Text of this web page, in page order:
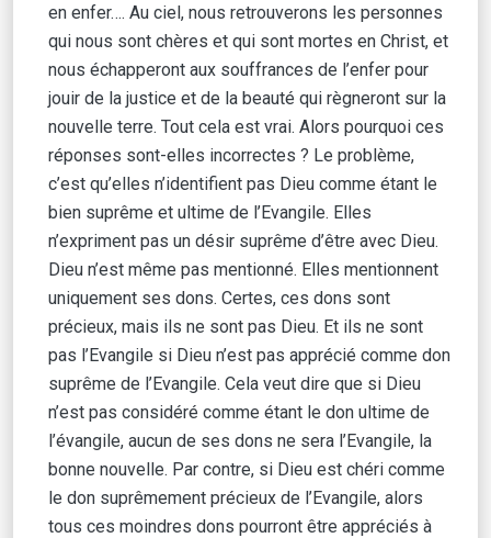
en enfer…. Au ciel, nous retrouverons les personnes
qui nous sont chères et qui sont mortes en Christ, et
nous échapperont aux souffrances de l’enfer pour
jouir de la justice et de la beauté qui règneront sur la
nouvelle terre. Tout cela est vrai. Alors pourquoi ces
réponses sont-elles incorrectes ? Le problème,
c’est qu’elles n’identifient pas Dieu comme étant le
bien suprême et ultime de l’Evangile. Elles
n’expriment pas un désir suprême d’être avec Dieu.
Dieu n’est même pas mentionné. Elles mentionnent
uniquement ses dons. Certes, ces dons sont
précieux, mais ils ne sont pas Dieu. Et ils ne sont
pas l’Evangile si Dieu n’est pas apprécié comme don
suprême de l’Evangile. Cela veut dire que si Dieu
n’est pas considéré comme étant le don ultime de
l’évangile, aucun de ses dons ne sera l’Evangile, la
bonne nouvelle. Par contre, si Dieu est chéri comme
le don suprêmement précieux de l’Evangile, alors
tous ces moindres dons pourront être appréciés à